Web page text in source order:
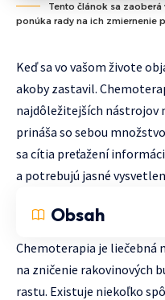
Tento článok sa
ponúka rady na ich zmiernenie
Keď sa vo vašom živote
akoby zastavil.
najdôležitejších nástrojov
prináša so sebou
sa cítia preťažení
a potrebujú jasné
Obsah
Chemoterapia je liečebná
na zničenie rakovinových
rastu. Existuje niekoľko